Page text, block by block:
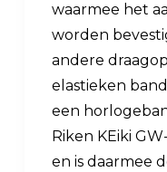
waarmee het
worden
andere
elastieken
een
Riken KEiki
en is daarmee